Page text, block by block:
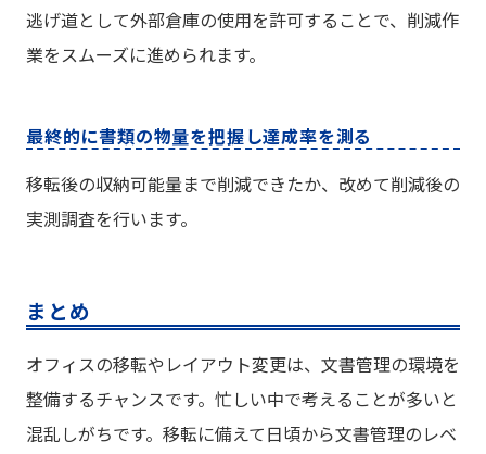
逃げ道として外部倉庫の使用を許可することで、削減作
業をスムーズに進められます。
最終的に書類の物量を把握し達成率を測る
移転後の収納可能量まで削減できたか、改めて削減後の
実測調査を行います。
まとめ
オフィスの移転やレイアウト変更は、文書管理の環境を
整備するチャンスです。忙しい中で考えることが多いと
混乱しがちです。移転に備えて日頃から文書管理のレベ